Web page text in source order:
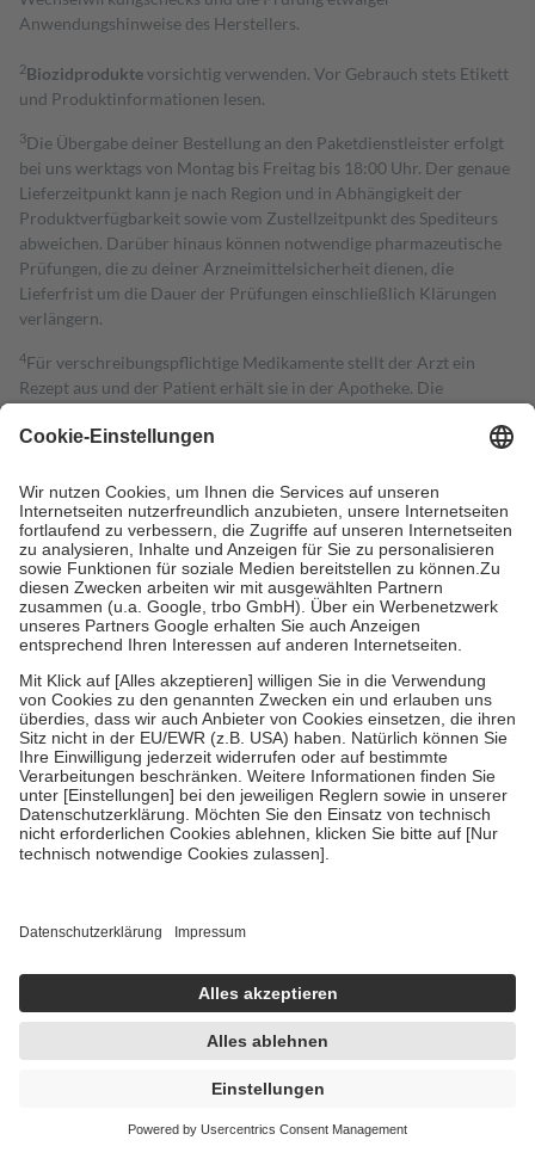
Anwendungshinweise des Herstellers.
2Biozidproduktevorsichtig verwenden. Vor Gebrauch stets Etikett
und Produktinformationen lesen.
3Die Übergabe deiner Bestellung an den Paketdienstleister erfolgt
bei uns werktags von Montag bis Freitag bis 18:00 Uhr. Der genaue
Lieferzeitpunkt kann je nach Region und in Abhängigkeit der
Produktverfügbarkeit sowie vom Zustellzeitpunkt des Spediteurs
abweichen. Darüber hinaus können notwendige pharmazeutische
Prüfungen, die zu deiner Arzneimittelsicherheit dienen, die
Lieferfrist um die Dauer der Prüfungen einschließlich Klärungen
verlängern.
4Für verschreibungspflichtige Medikamente stellt der Arzt ein
Rezept aus und der Patient erhält sie in der Apotheke. Die
Kosten dafür, der Versicherte trägt einen Teil davon als Zuzahlung
Grundsätzlich leisten Mitglieder Zuzahlungen in Höhe von zehn
Prozent des Abgabepreises,mindestensjedochfünf Euround
höchstens zehn Euro.Es sind jedoch nie mehr als die tatsächlichen
Kosten der Leistung zu entrichten.
Diese Regeln gelten grundsätzlich auch für Online-Apotheken.
Bei Heilmitteln und häuslicher Krankenpflege beträgt die
Zuzahlung zehn Prozent der Kosten sowie zehn Euro je
Um das Engagement der Versicherten für ihre eigene Gesundheit zu
stärken und die besondere Stellung der Familie zu unterstützen,
fallenkeine Zuzahlungen an bei:
• Kindern und Jugendlichen bis zum vollendeten 18. Lebensjahr
mit Ausnahme der Fahrkosten
• Untersuchungen zur Vorsorge und Früherkennung, die von der
GKV getragen werden
• empfohlenen Schutzimpfungen
Wir nutzen Trusted Shops als unabhängigen Dienstleister für die
getroffen, um sicherzustellen, dass es sich um echte Bewertungen
handelt. Mehr Informationen findest du hier:
https://help.etrusted.com/hc/de/articles/4419944605341